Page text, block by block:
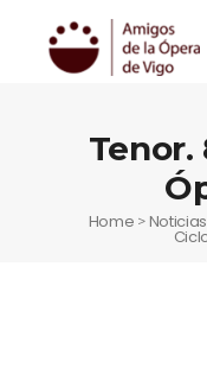
Tenor.
Home >Noticias